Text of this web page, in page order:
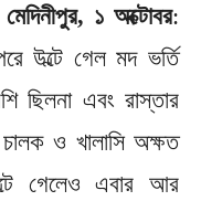
১ অক্টোবর:
উল্টে গেল মদ ভর্তি
ছিলনা এবং রাস্তার
চালক ও খালাসি অক্ষত
গেলেও এবার আর